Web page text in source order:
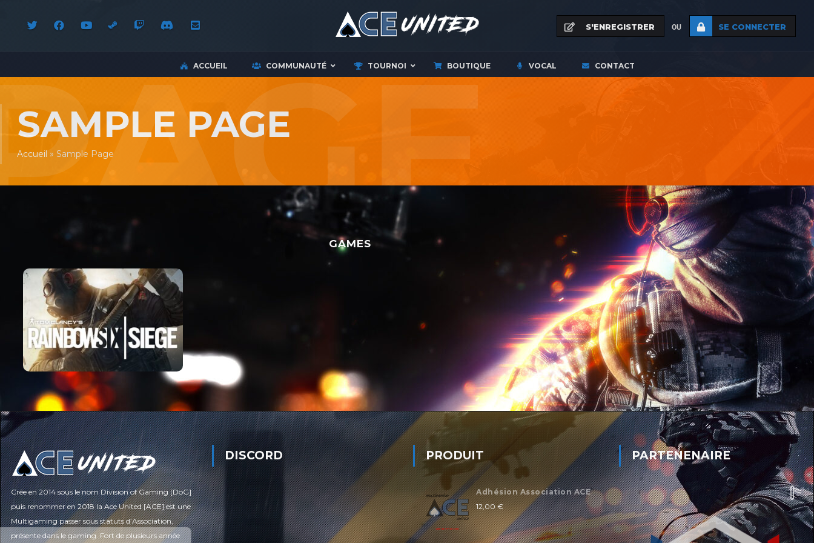
S'ENREGISTRER OU SE CONNECTER
ACCUEIL COMMUNAUTÉ TOURNOI BOUTIQUE VOCAL CONTACT
SAMPLE PAGE
Accueil » Sample Page
GAMES
Crée en 2014 sous le nom Division of Gaming [DoG]
puis renommer en 2018 la Ace United [ACE] est une
Multigaming passer sous statuts d’Association,
présente dans le gaming. Fort de plusieurs année
DISCORD PRODUIT
Adhésion Association ACE
12,00€
PARTENENAIRE